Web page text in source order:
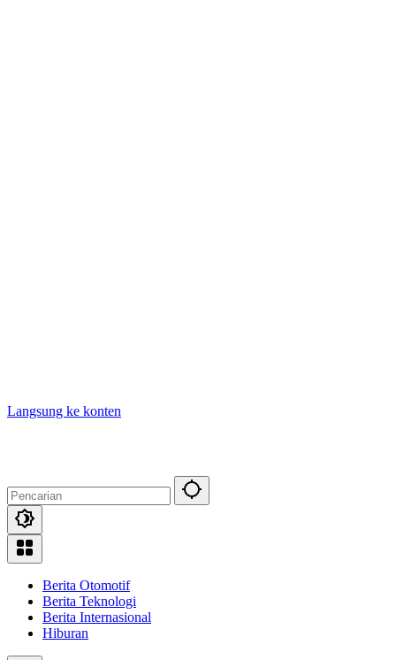
Langsung ke konten
Berita Otomotif
Berita Teknologi
Berita Internasional
Hiburan